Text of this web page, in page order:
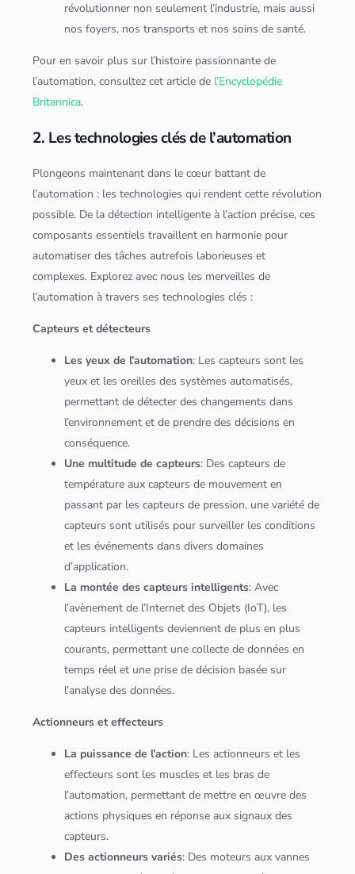
révolutionner non seulement l’industrie, mais aussi
nos foyers, nos transports et nos soins de santé.
Pour en savoir plus sur l’histoire passionnante de
l’automation, consultez cet article de l’Encyclopédie
Britannica.
2. Les technologies clés de l’automation
Plongeons maintenant dans le cœur battant de
l’automation : les technologies qui rendent cette révolution
possible. De la détection intelligente à l’action précise, ces
composants essentiels travaillent en harmonie pour
automatiser des tâches autrefois laborieuses et
complexes. Explorez avec nous les merveilles de
l’automation à travers ses technologies clés :
Capteurs et détecteurs
Les yeux de l’automation: Les capteurs sont les
yeux et les oreilles des systèmes automatisés,
permettant de détecter des changements dans
l’environnement et de prendre des décisions en
conséquence.
Une multitude de capteurs: Des capteurs de
température aux capteurs de mouvement en
passant par les capteurs de pression, une variété de
capteurs sont utilisés pour surveiller les conditions
et les événements dans divers domaines
d’application.
La montée des capteurs intelligents: Avec
l’avènement de l’Internet des Objets (IoT), les
capteurs intelligents deviennent de plus en plus
courants, permettant une collecte dedonnées en
temps réel et une prise de décision basée sur
l’analyse desdonnées.
Actionneurs et effecteurs
La puissance de l’action: Les actionneurs et les
effecteurs sont les muscles et les bras de
l’automation, permettant de mettre en œuvre des
actions physiques en réponse aux signaux des
capteurs.
Des actionneurs variés: Des moteurs aux vannes